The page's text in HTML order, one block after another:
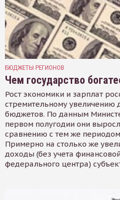
БЮДЖЕТЫ РЕГИОНОВ
Чем государство
Рост экономики и зарплат
стремительному увеличению
бюджетов. По данным
первом полугодии они
сравнению с тем же
Примерно на столько же
доходы (без учета
федерального центра)